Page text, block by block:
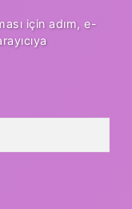
için adım, e-